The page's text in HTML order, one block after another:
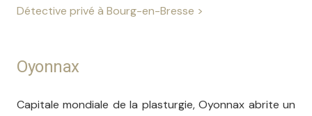
Détective privé à Bourg-en-Bresse >
Oyonnax
Capitale mondiale de la plasturgie, Oyonnax abrite un